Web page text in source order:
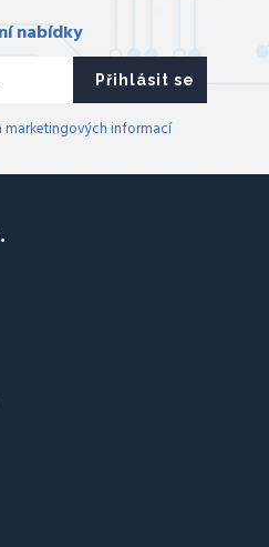
nabídky
Přihlásit se
marketingových informací